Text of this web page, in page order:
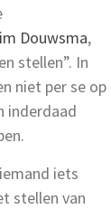
Douwsma,
stellen”. In
niet per se op
inderdaad
iets
stellen van